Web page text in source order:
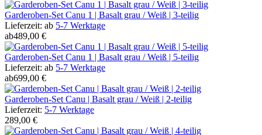
Garderoben-Set Canu 1 | Basalt grau / Weiß | 3-teilig
Lieferzeit: ab 5-7 Werktage
ab489,00 €
Garderoben-Set Canu 1 | Basalt grau / Weiß | 5-teilig
Lieferzeit: ab 5-7 Werktage
ab699,00 €
Garderoben-Set Canu | Basalt grau / Weiß | 2-teilig
Lieferzeit: 5-7 Werktage
289,00 €